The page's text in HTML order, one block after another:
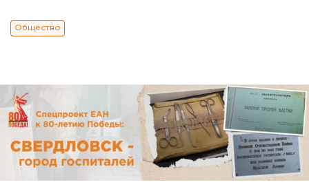
Общество